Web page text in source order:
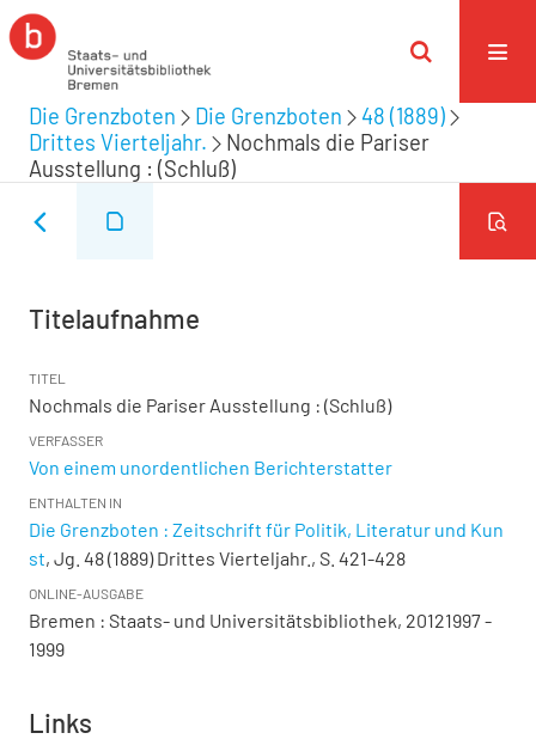
Die Grenzboten Die Grenzboten
48 (1889)
Drittes Vierteljahr.
Nochmals die Pariser
Ausstellung : (Schluß)
Titelaufnahme
TITEL
Nochmals die Pariser Ausstellung : (Schluß)
VERFASSER
Von einem unordentlichen Berichterstatter
ENTHALTEN IN
Die Grenzboten : Zeitschrift für Politik, Literatur und Kun
st, Jg. 48 (1889) Drittes Vierteljahr., S. 421-428
ONLINE-AUSGABE
Bremen : Staats- und Universitätsbibliothek, 20121997 -
1999
Links